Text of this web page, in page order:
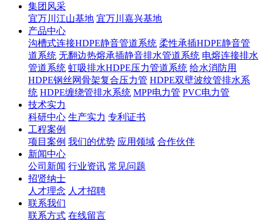
集团风采
宜万川江山基地 宜万川嘉兴基地
产品中心
沟槽式连接HDPE静音管道系统 柔性承插HDPE静音管
道系统 无翻边热熔承插静音排水管道系统 电熔连接排水
管道系统 虹吸排水HDPE压力管道系统 给水消防用
HDPE钢丝网骨架复合压力管 HDPE双壁波纹管排水系
统 HDPE缠绕管排水系统 MPP电力管 PVC电力管
技术实力
科研中心 生产实力 专利证书
工程案例
项目案例 我们的优势 应用领域 合作伙伴
新闻中心
公司新闻 行业资讯 常见问题
招贤纳士
人才理念 人才招聘
联系我们
联系方式 在线留言